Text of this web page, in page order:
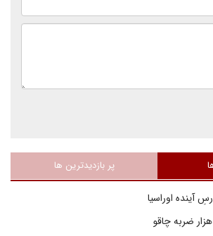
پر بازدیدترین ها
آینده اوراسیا
ضربه چاقو